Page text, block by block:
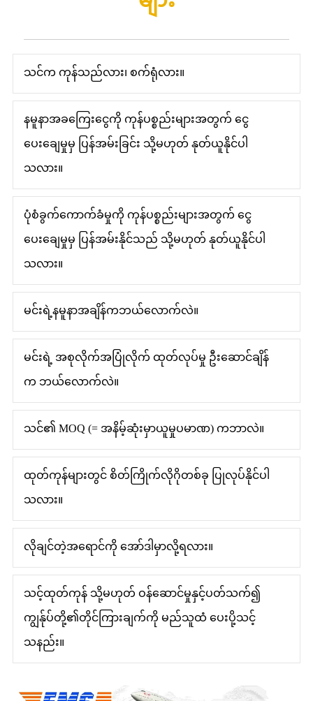
သင်က ကုန်သည်လား၊ စက်ရုံလား။
နမူနာအခကြေးငွေကို ကုန်ပစ္စည်းများအတွက် ငွေ
ပေးချေမှုမှ ပြန်အမ်းခြင်း သို့မဟုတ် နုတ်ယူနိုင်ပါ
သလား။
ပုံစံခွက်ကောက်ခံမှုကို ကုန်ပစ္စည်းများအတွက် ငွေ
ပေးချေမှုမှ ပြန်အမ်းနိုင်သည် သို့မဟုတ် နုတ်ယူနိုင်ပါ
သလား။
မင်းရဲ့နမူနာအချိန်ကဘယ်လောက်လဲ။
မင်းရဲ့ အစုလိုက်အပြုံလိုက် ထုတ်လုပ်မှု ဦးဆောင်ချိန်
က ဘယ်လောက်လဲ။
သင်၏ MOQ (= အနိမ့်ဆုံးမှာယူမှုပမာဏ) ကဘာလဲ။
ထုတ်ကုန်များတွင် စိတ်ကြိုက်လိုဂိုတစ်ခု ပြုလုပ်နိုင်ပါ
သလား။
လိုချင်တဲ့အရောင်ကို အော်ဒါမှာလို့ရလား။
သင့်ထုတ်ကုန် သို့မဟုတ် ဝန်ဆောင်မှုနှင့်ပတ်သက်၍
ကျွန်ုပ်တို့၏တိုင်ကြားချက်ကို မည်သူထံ ပေးပို့သင့်
သနည်း။